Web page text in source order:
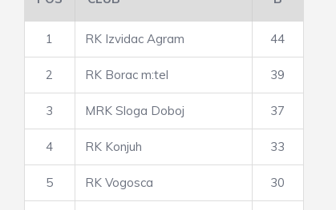
1 RK Izvidac Agram 44
2 RK Borac m:tel 39
3 MRK Sloga Doboj 37
4 RK Konjuh 33
5 RK Vogosca 30